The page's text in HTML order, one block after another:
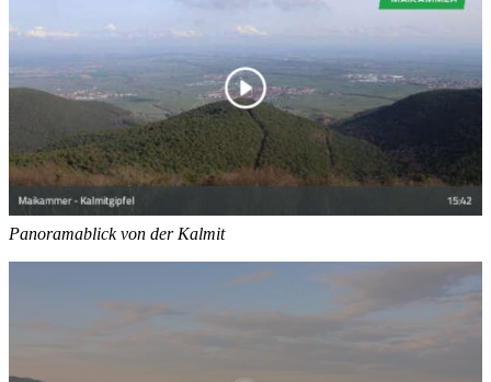
Panoramablick von der Kalmit